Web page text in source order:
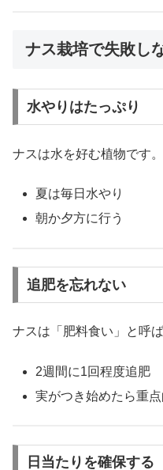
ナス栽培で失敗し
水やりはたっぷり
ナスは水を好む植物です
夏は毎日水やり
朝か夕方に行う
追肥を忘れない
ナスは「肥料食い」と呼
2週間に1回程度追肥
実がつき始めたら重点
日当たりを確保する